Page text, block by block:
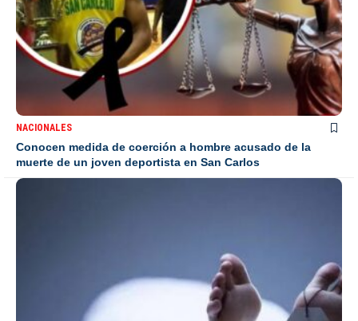
NACIONALES
Conocen medida de coerción a hombre acusado de la
muerte de un joven deportista en San Carlos